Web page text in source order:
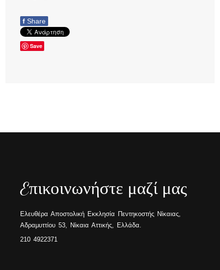
f Share
Save
Eπικοινωνήστε μαζί μας
Ελευθέρα Αποστολική Εκκλησία Πεντηκοστής Νίκαιας,
Αδραμυττίου 53, Νίκαια Αττικής, Ελλάδα.
210 4922371